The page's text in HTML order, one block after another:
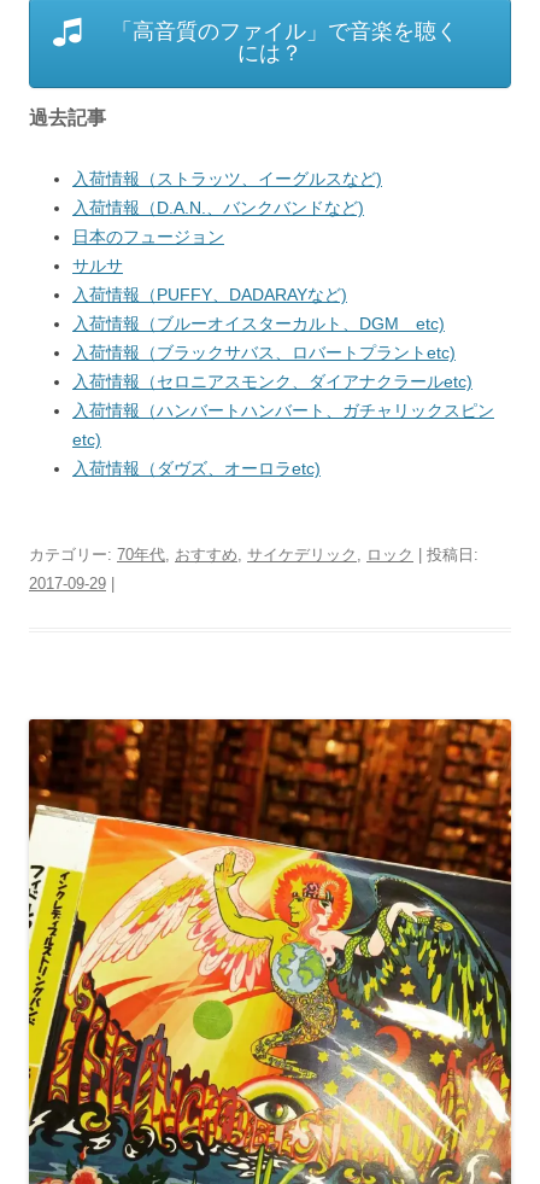
「高音質のファイル」で音楽を聴く
には？
過去記事
入荷情報（ストラッツ、イーグルスなど)
入荷情報（D.A.N.、バンクバンドなど)
日本のフュージョン
サルサ
入荷情報（PUFFY、DADARAYなど)
入荷情報（ブルーオイスターカルト、DGM etc)
入荷情報（ブラックサバス、ロバートプラントetc)
入荷情報（セロニアスモンク、ダイアナクラールetc)
入荷情報（ハンバートハンバート、ガチャリックスピン
etc)
入荷情報（ダヴズ、オーロラetc)
カテゴリー: 70年代 おすすめ サイケデリック ロック | 投稿日:
2017-09-29 |